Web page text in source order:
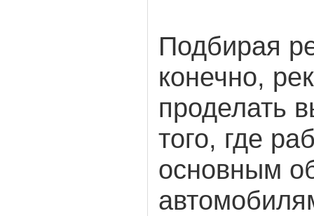
Подбирая
конечно,
проделать
того, где
основным